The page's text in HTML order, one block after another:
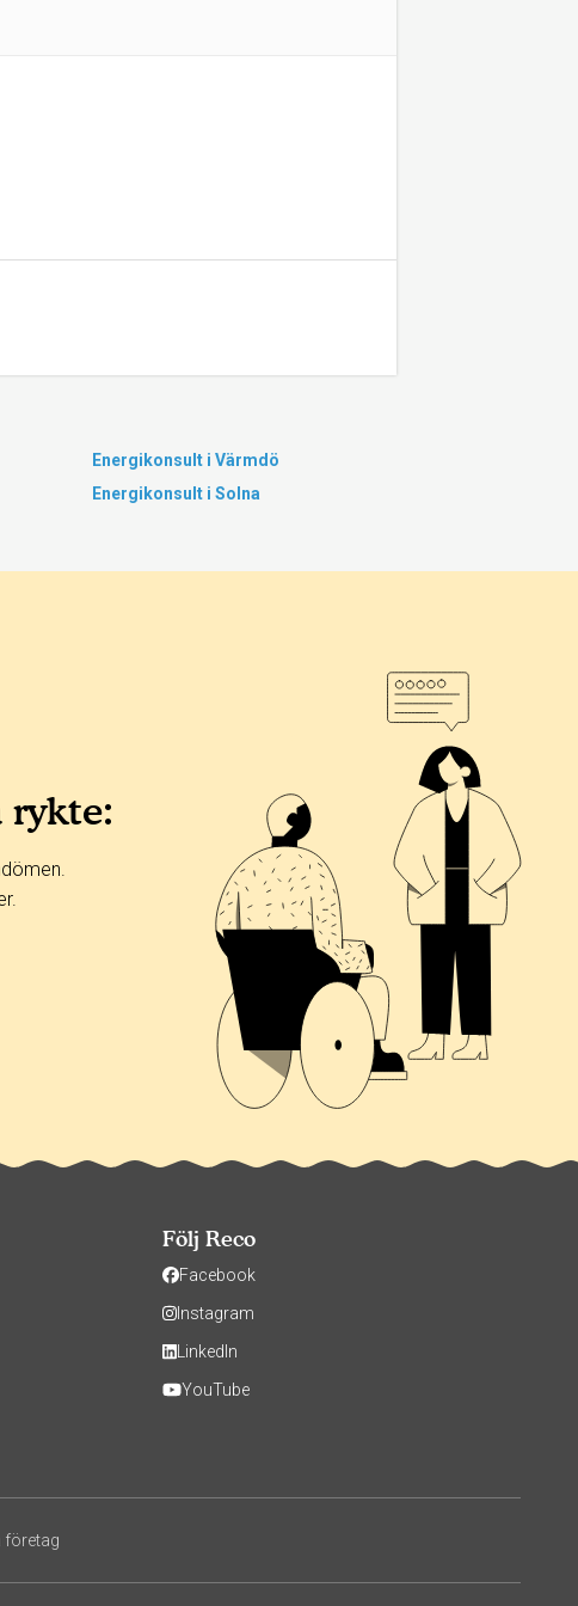
Energikonsult i Värmdö
Energikonsult i Solna
rykte:
Följ Reco
Facebook
Instagram
LinkedIn
YouTube
företag